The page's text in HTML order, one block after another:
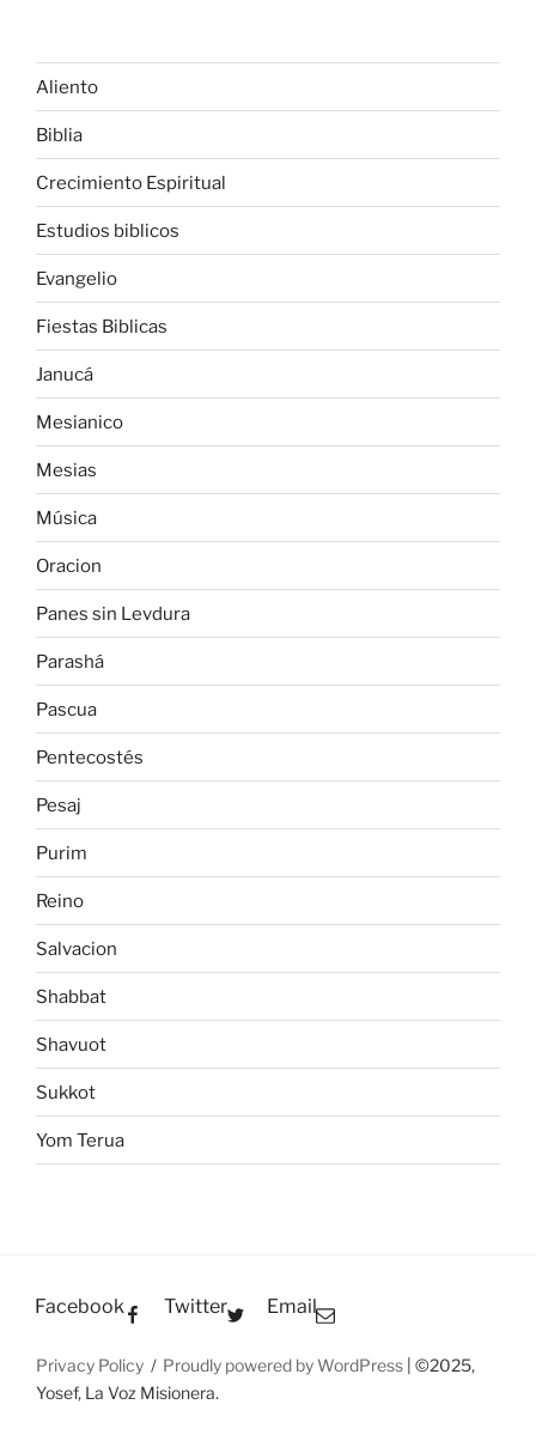
Aliento
Biblia
Crecimiento Espiritual
Estudios biblicos
Evangelio
Fiestas Biblicas
Janucá
Mesianico
Mesias
Música
Oracion
Panes sin Levdura
Parashá
Pascua
Pentecostés
Pesaj
Purim
Reino
Salvacion
Shabbat
Shavuot
Sukkot
Yom Terua
Facebook Twitter Email
Privacy Policy Proudly powered by WordPress